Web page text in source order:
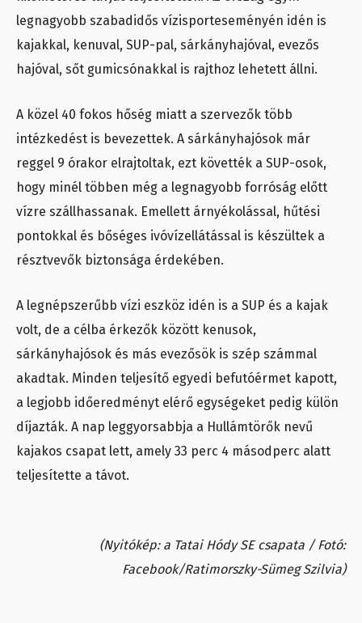
legnagyobb szabadidős vízisporteseményén idén is
kajakkal, kenuval, SUP-pal, sárkányhajóval, evezős
hajóval, sőt gumicsónakkal is rajthoz lehetett állni.
A közel 40 fokos hőség miatt a szervezők több
intézkedést is bevezettek. A sárkányhajósok már
reggel 9 órakor elrajtoltak, ezt követték a SUP-osok,
hogy minél többen még a legnagyobb forróság előtt
vízre szállhassanak. Emellett árnyékolással, hűtési
pontokkal és bőséges ivóvízellátással is készültek a
résztvevők biztonsága érdekében.
A legnépszerűbb vízi eszköz idén is a SUP és a kajak
volt, de a célba érkezők között kenusok,
sárkányhajósok és más evezősök is szép számmal
akadtak. Minden teljesítő egyedi befutóérmet kapott,
a legjobb időeredményt elérő egységeket pedig külön
díjazták. A nap leggyorsabbja a Hullámtörők nevű
kajakos csapat lett, amely 33 perc 4 másodperc alatt
teljesítette a távot.
(Nyitókép: a Tatai Hódy SE csapata / Fotó:
Facebook/Ratimorszky-Sümeg Szilvia)